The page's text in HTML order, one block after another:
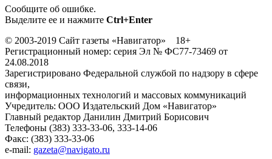
Сообщите об ошибке.
Выделите ее и нажмите Ctrl+Enter
© 2003-2019 Сайт газеты «Навигатор» 18+
Регистрационный номер: серия Эл № ФС77-73469 от
24.08.2018
Зарегистрировано Федеральной службой по надзору в сфере
связи,
информационных технологий и массовых коммуникаций
Учредитель: ООО Издательский Дом «Навигатор»
Главный редактор Данилин Дмитрий Борисович
Телефоны (383) 333-33-06, 333-14-06
Факс: (383) 333-33-06
e-mail: gazeta@navigato.ru